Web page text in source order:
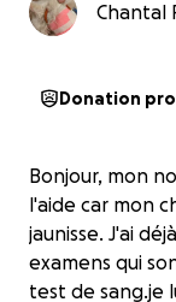
Chantal
Donation
Bonjour, mon
l'aide car mon
jaunisse. J'ai
examens qui
test de sang.je